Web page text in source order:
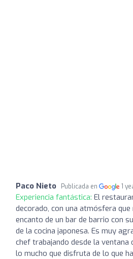
Paco Nieto Publicada en 1
Experiencia fantástica: El
decorado, con una atmósfera
encanto de un bar de barrio con
de la cocina japonesa. Es muy
chef trabajando desde la ventana
lo mucho que disfruta de lo que